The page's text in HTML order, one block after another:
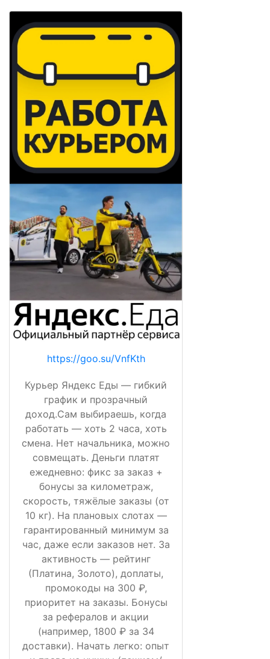
https://goo.su/VnfKth
Курьер Яндекс Еды — гибкий
график и прозрачный
доход.Сам выбираешь, когда
работать — хоть 2 часа, хоть
смена. Нет начальника, можно
совмещать. Деньги платят
ежедневно: фикс за заказ +
бонусы за километраж,
скорость, тяжёлые заказы (от
10 кг). На плановых слотах —
гарантированный минимум за
час, даже если заказов нет. За
активность — рейтинг
(Платина, Золото), доплаты,
промокоды на 300 ₽,
приоритет на заказы. Бонусы
за рефералов и акции
(например, 1800 ₽ за 34
доставки). Начать легко: опыт